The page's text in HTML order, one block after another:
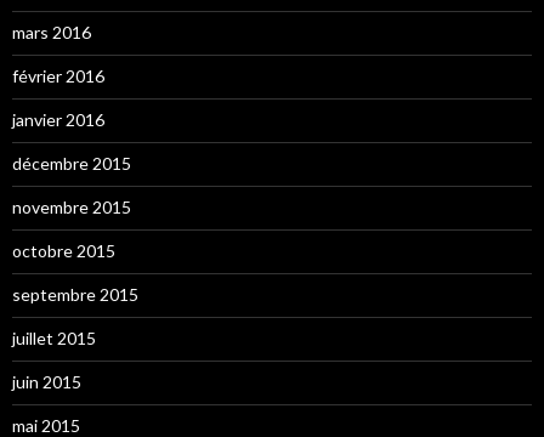
mars 2016
février 2016
janvier 2016
décembre 2015
novembre 2015
octobre 2015
septembre 2015
juillet 2015
juin 2015
mai 2015